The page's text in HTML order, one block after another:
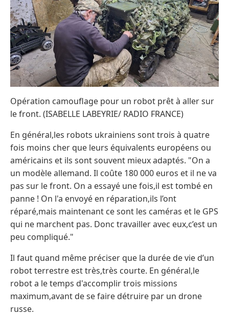
Opération camouflage pour un robot prêt à aller sur
le front. (ISABELLE LABEYRIE/ RADIO FRANCE)
En général,les robots ukrainiens sont trois à quatre
fois moins cher que leurs équivalents européens ou
américains et ils sont souvent mieux adaptés. "On a
un modèle allemand. Il coûte 180 000 euros et il ne va
pas sur le front. On a essayé une fois,il est tombé en
panne ! On l'a envoyé en réparation,ils l’ont
réparé,mais maintenant ce sont les caméras et le GPS
qui ne marchent pas. Donc travailler avec eux,c’est un
peu compliqué."
Il faut quand même préciser que la durée de vie d’un
robot terrestre est très,très courte. En général,le
robot a le temps d'accomplir trois missions
maximum,avant de se faire détruire par un drone
russe.